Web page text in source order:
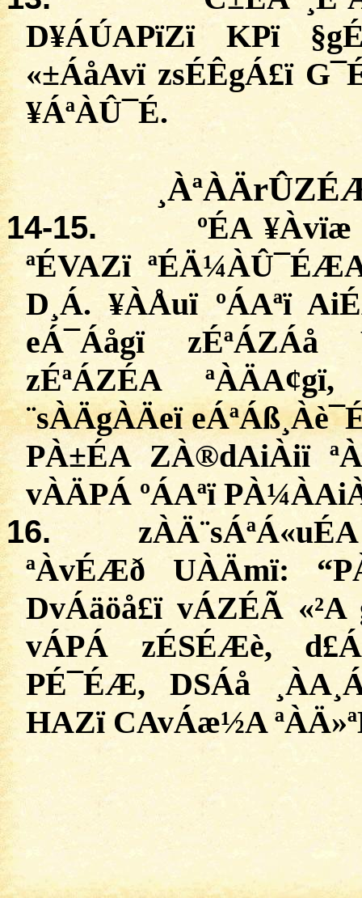
D¥ÁÚAPïZï
KPï§
«±ÁåAvï zsÉÊgÁ£ï
¥ÁªÀÛ¯É.
14-15. ºÉA ¥Àvïæ
ªÉVAZï
D¸Á. ¥ÀÅuïºÁAªï
eÁ¯Áågï
zÉªÁZÁå
zÉªÁZÉAªÀÄA¢gï,
¨sÀÄgÀÄeï
PÀ±ÉAZÀ®dAiÀiïª
vÀÄPÁ ºÁAªï
16. zÀÄ¨sÁªÁ«uÉA
ªÀvÉÆð UÀÄmï: “
DvÁäöå£ï vÁZÉÃ«²A
vÁPÁ
zÉSÉÆè,
PÉ¯ÉÆ, DSÁå¸
HAZïCAvÁæ½A ªÀÄ»ª